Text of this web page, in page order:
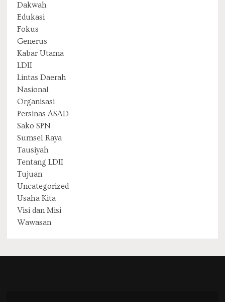
Dakwah
Edukasi
Fokus
Generus
Kabar Utama
LDII
Lintas Daerah
Nasional
Organisasi
Persinas ASAD
Sako SPN
Sumsel Raya
Tausiyah
Tentang LDII
Tujuan
Uncategorized
Usaha Kita
Visi dan Misi
Wawasan